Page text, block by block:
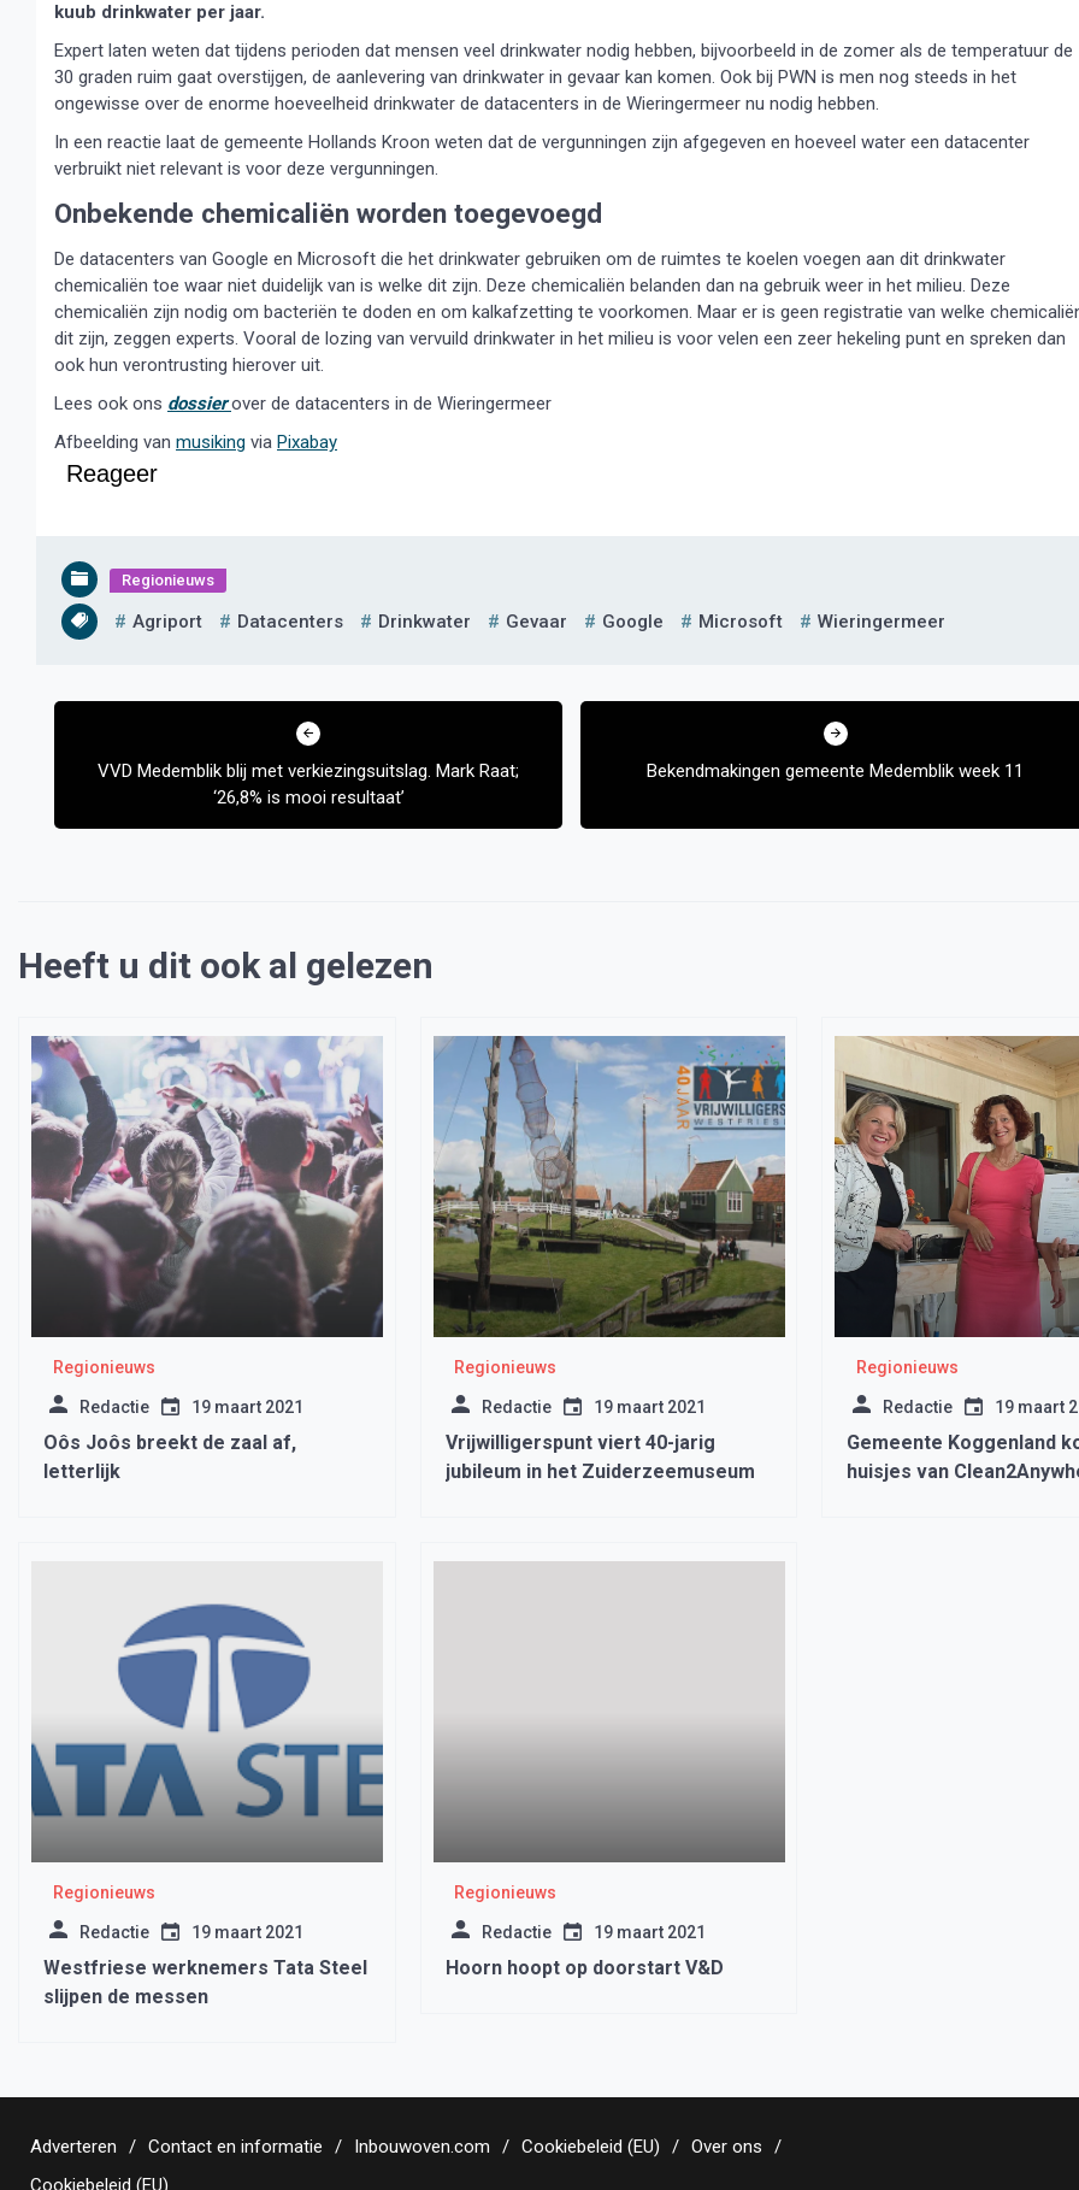
kuub drinkwater per jaar.
Expert laten weten dat tijdens perioden dat mensen veel drinkwater nodig hebben, bijvoorbeeld in de zomer als de temperatuur de
30 graden ruim gaat overstijgen, de aanlevering van drinkwater in gevaar kan komen. Ook bij PWN is men nog steeds in het
ongewisse over de enorme hoeveelheid drinkwater de datacenters in de Wieringermeer nu nodig hebben.
In een reactie laat de gemeente Hollands Kroon weten dat de vergunningen zijn afgegeven en hoeveel water een datacenter
verbruikt niet relevant is voor deze vergunningen.
Onbekende chemicaliën worden toegevoegd
De datacenters van Google en Microsoft die het drinkwater gebruiken om de ruimtes te koelen voegen aan dit drinkwater
chemicaliën toe waar niet duidelijk van is welke dit zijn. Deze chemicaliën belanden dan na gebruik weer in het milieu. Deze
chemicaliën zijn nodig om bacteriën te doden en om kalkafzetting te voorkomen. Maar er is geen registratie van welke
dit zijn, zeggen experts. Vooral de lozing van vervuild drinkwater in het milieu is voor velen een zeer hekeling punt en spreken dan
ook hun verontrusting hierover uit.
Lees ook ons dossier over de datacenters in de Wieringermeer
Afbeelding van musiking via Pixabay
Reageer
Regionieuws
Agriport Datacenters Drinkwater Gevaar Google Microsoft Wieringermeer
Bericht
VVD Medemblik blij met verkiezingsuitslag. Mark Raat;
‘26,8% is mooi resultaat’
Bekendmakingen gemeente Medemblik week 11
Heeft u dit ook al gelezen
Regionieuws
Redactie 19 maart 2021
Oôs Joôs breekt de zaal af,
letterlijk
Regionieuws
Redactie 19 maart 2021
Vrijwilligerspunt viert 40-jarig
jubileum in het Zuiderzeemuseum
Regionieuws
Redactie 19 maart
Gemeente Koggenland
huisjes van
Regionieuws
Redactie 19 maart 2021
Westfriese werknemers Tata Steel
slijpen de messen
Regionieuws
Redactie 19 maart 2021
Hoorn hoopt op doorstart V&D
Adverteren Contact en informatie Inbouwoven.com Cookiebeleid (EU)
Over ons
Cookiebeleid (EU)